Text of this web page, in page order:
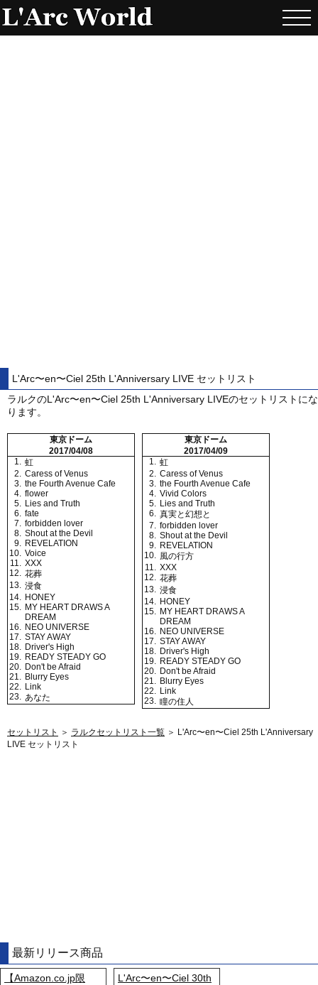
L'Arc〜en〜Ciel 25th L'Anniversary LIVE セットリスト
ラルクのL'Arc〜en〜Ciel 25th L'Anniversary LIVEのセットリストにな
ります。
東京ドーム
2017/04/08
1. 虹
2. Caress of Venus
3. the Fourth Avenue Cafe
4. flower
5. Lies and Truth
6. fate
7. forbidden lover
8. Shout at the Devil
9. REVELATION
10. Voice
11. XXX
12. 花葬
13. 浸食
14. HONEY
15. MY HEART DRAWS A
DREAM
16. NEO UNIVERSE
17. STAY AWAY
18. Driver's High
19. READY STEADY GO
20. Don't be Afraid
21. Blurry Eyes
22. Link
23. あなた
東京ドーム
2017/04/09
1. 虹
2. Caress of Venus
3. the Fourth Avenue Cafe
4. Vivid Colors
5. Lies and Truth
6. 真実と幻想と
7. forbidden lover
8. Shout at the Devil
9. REVELATION
10. 風の行方
11. XXX
12. 花葬
13. 浸食
14. HONEY
15. MY HEART DRAWS A
DREAM
16. NEO UNIVERSE
17. STAY AWAY
18. Driver's High
19. READY STEADY GO
20. Don't be Afraid
21. Blurry Eyes
22. Link
23. 瞳の住人
セットリスト ＞ ラルクセットリスト一覧 ＞ L'Arc〜en〜Ciel 25th L'Anniversary
LIVE セットリスト
最新リリース商品
【Amazon.co.jp限
L'Arc〜en〜Ciel 30th